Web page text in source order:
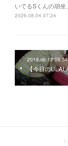
いてるSくんの胡坐
2026.08.04 07:24
2019.06.12 06:58
【今日の